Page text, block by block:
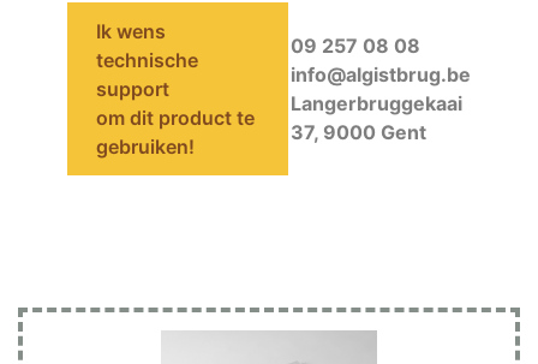
Ik wens
technische
support
om dit product te
gebruiken!
09 257 08 08
info@algistbrug.be
Langerbruggekaai
37, 9000 Gent